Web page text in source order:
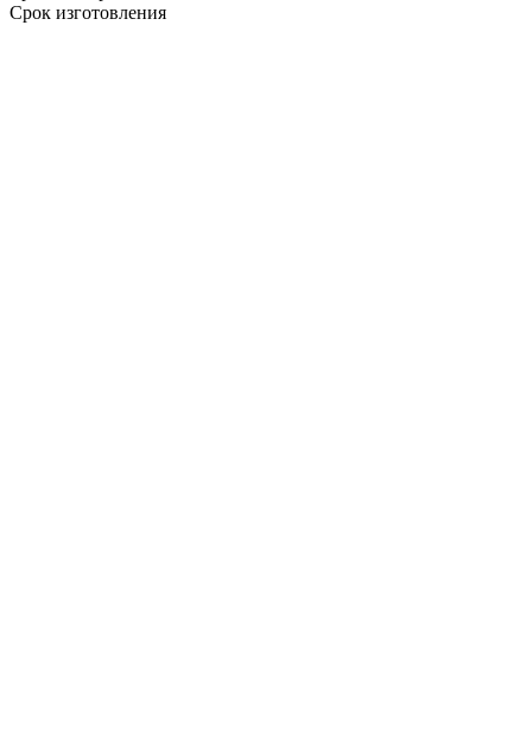
Срок изготовления